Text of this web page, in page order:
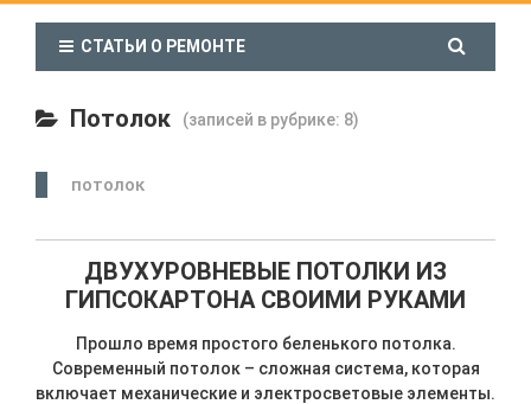
СТАТЬИ О РЕМОНТЕ
Потолок (записей в рубрике: 8)
потолок
ДВУХУРОВНЕВЫЕ ПОТОЛКИ ИЗ
ГИПСОКАРТОНА СВОИМИ РУКАМИ
Прошло время простого беленького потолка.
Современный потолок – сложная система, которая
включает механические и электросветовые элементы.